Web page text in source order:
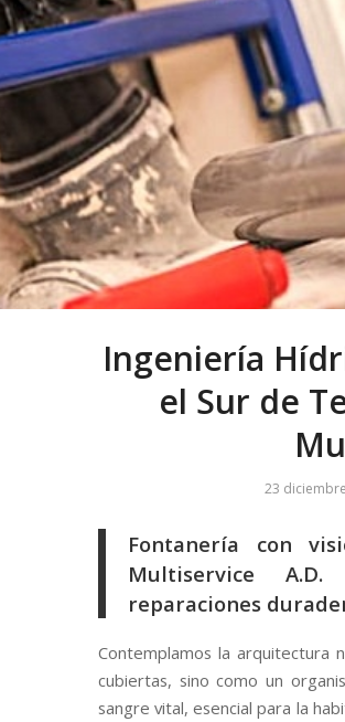
Ingeniería
el Sur de
23
Fontanería con
Multiservice
reparaciones
Contemplamos la arquitectura
cubiertas, sino como un
sangre vital, esencial para la